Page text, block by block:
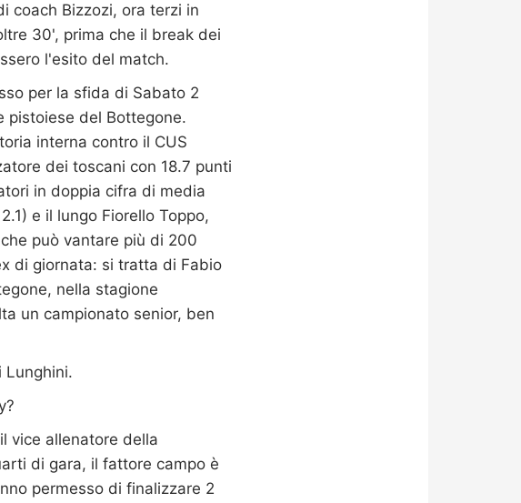
coach Bizzozi, ora terzi in
30', prima che il break dei
l'esito del match.
per la sfida di Sabato 2
pistoiese del Bottegone.
interna contro il CUS
dei toscani con 18.7 punti
in doppia cifra di media
e il lungo Fiorello Toppo,
può vantare più di 200
di giornata: si tratta di Fabio
nella stagione
un campionato senior, ben
Lunghini.
vice allenatore della
di gara, il fattore campo è
permesso di finalizzare 2